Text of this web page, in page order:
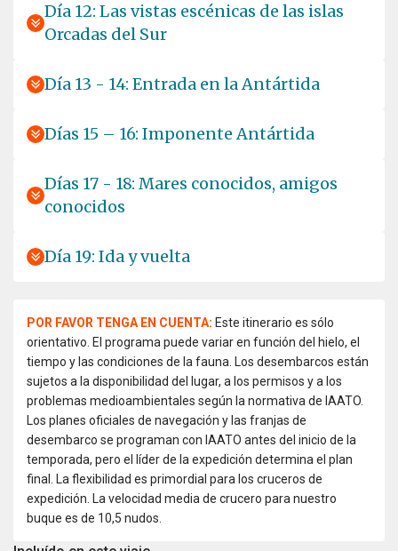
Día 12: Las vistas escénicas de las islas
Orcadas del Sur
Día 13 - 14: Entrada en la Antártida
Días 15 – 16: Imponente Antártida
Días 17 - 18: Mares conocidos, amigos
conocidos
Día 19: Ida y vuelta
POR FAVOR TENGA EN CUENTA: Este itinerario es sólo
orientativo. El programa puede variar en función del hielo, el
tiempo y las condiciones de la fauna. Los desembarcos están
sujetos a la disponibilidad del lugar, a los permisos y a los
problemas medioambientales según la normativa de IAATO.
Los planes oficiales de navegación y las franjas de
desembarco se programan con IAATO antes del inicio de la
temporada, pero el líder de la expedición determina el plan
final. La flexibilidad es primordial para los cruceros de
expedición. La velocidad media de crucero para nuestro
buque es de 10,5 nudos.